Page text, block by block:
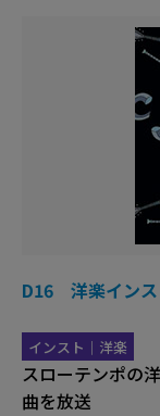
D16 洋楽イン
インスト｜洋楽
スローテンポの
曲を放送